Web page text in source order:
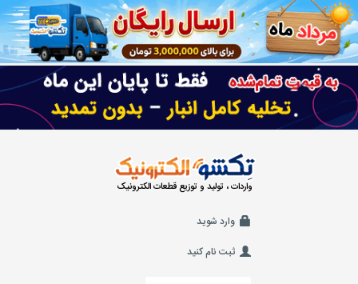
واردات ، تولید و توزیع قطعات الکترونیک
وارد شوید
ثبت نام کنید